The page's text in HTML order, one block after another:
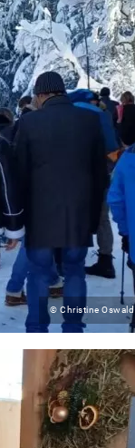
© Christine Oswald